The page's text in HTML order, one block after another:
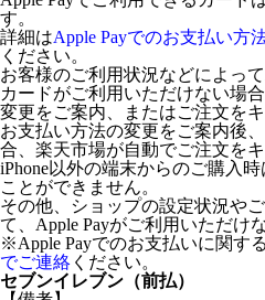
す。
詳細はApple Payでのお支払い方
ください。
お客様のご利用状況などによっ
カードがご利用いただけない場
変更をご案内、またはご注文を
お支払い方法の変更をご案内後
合、楽天市場が自動でご注文を
iPhone以外の端末からのご購入
ことができません。
その他、ショップの設定状況や
て、Apple Payがご利用いただけ
※Apple Payでのお支払いに関す
でご連絡 ください。
セブンイレブン（前払）